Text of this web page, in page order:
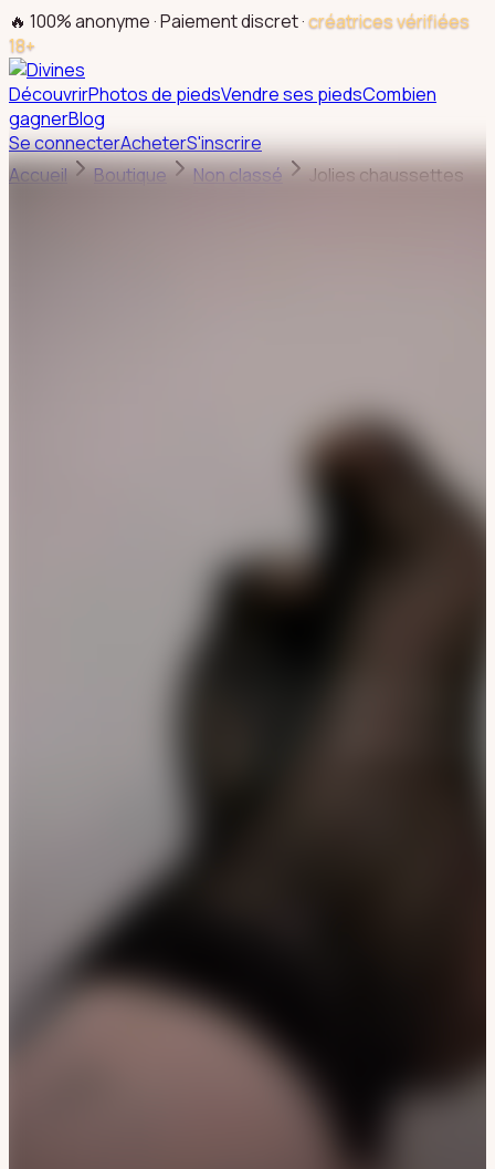
🔥 100% anonyme · Paiement discret ·créatrices vérifiées
18+
DécouvrirPhotos de piedsVendre ses piedsCombien
gagnerBlog
Se connecterAcheterS'inscrire
Accueil
Boutique Non classé Jolies chaussettes